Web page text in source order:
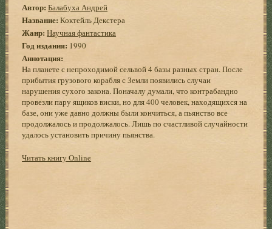
Автор: Балабуха Андрей
Название: Коктейль Декстера
Жанр: Научная фантастика
Год издания: 1990
Аннотация:
На планете с непроходимой сельвой 4 базы разных стран. После
прибытия грузового корабля с Земли появились случаи
нарушения сухого закона. Поначалу думали, что контрабандно
провезли пару ящиков виски, но для 400 человек, находящихся на
базе, они уже давно должны были кончиться, а пьянство все
продолжалось и продолжалось. Лишь по счастливой случайности
удалось установить причину пьянства.
Читать книгу Online